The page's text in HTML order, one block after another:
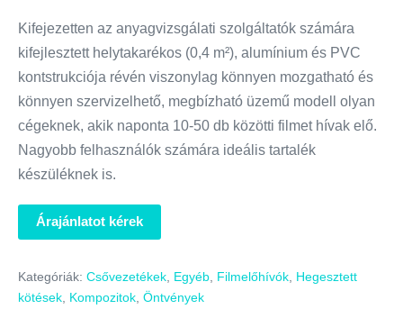
Kifejezetten az anyagvizsgálati szolgáltatók számára
kifejlesztett helytakarékos (0,4 m²), alumínium és PVC
kontstrukciója révén viszonylag könnyen mozgatható és
könnyen szervizelhető, megbízható üzemű modell olyan
cégeknek, akik naponta 10-50 db közötti filmet hívak elő.
Nagyobb felhasználók számára ideális tartalék
készüléknek is.
Árajánlatot kérek
Kategóriák: Csővezetékek, Egyéb, Filmelőhívók, Hegesztett
kötések, Kompozitok, Öntvények